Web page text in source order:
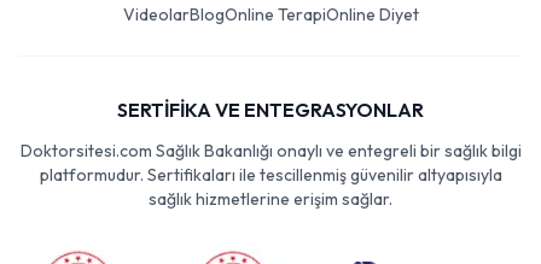
VideolarBlogOnline TerapiOnline Diyet
SERTİFİKA VE ENTEGRASYONLAR
Doktorsitesi.com Sağlık Bakanlığı onaylı ve entegreli bir sağlık bilgi
platformudur. Sertifikaları ile tescillenmiş güvenilir altyapısıyla
sağlık hizmetlerine erişim sağlar.